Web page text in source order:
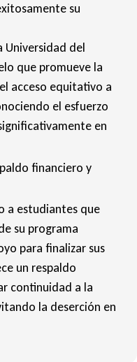
su
Universidad del
que promueve la
acceso equitativo a
el esfuerzo
en
financiero y
a estudiantes que
su programa
para finalizar sus
un respaldo
continuidad a la
la deserción en